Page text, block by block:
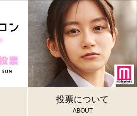
投票について
ABOUT